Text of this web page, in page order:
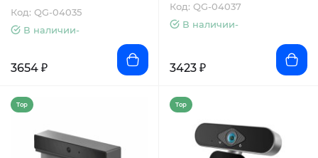
Код: QG-04035
В наличии-
3654 ₽
Код: QG-04037
В наличии-
3423 ₽
Top Top